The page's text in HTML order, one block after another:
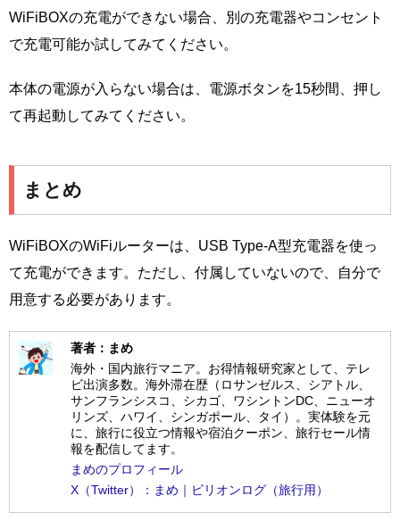
WiFiBOXの充電ができない場合、別の充電器やコンセント
で充電可能か試してみてください。
本体の電源が入らない場合は、電源ボタンを15秒間、押し
て再起動してみてください。
まとめ
WiFiBOXのWiFiルーターは、USB Type-A型充電器を使っ
て充電ができます。ただし、付属していないので、自分で
用意する必要があります。
著者：まめ
海外・国内旅行マニア。お得情報研究家として、テレ
ビ出演多数。海外滞在歴（ロサンゼルス、シアトル、
サンフランシスコ、シカゴ、ワシントンDC、ニューオ
リンズ、ハワイ、シンガポール、タイ）。実体験を元
に、旅行に役立つ情報や宿泊クーポン、旅行セール情
報を配信してます。
まめのプロフィール
X（Twitter）：まめ｜ビリオンログ（旅行用）